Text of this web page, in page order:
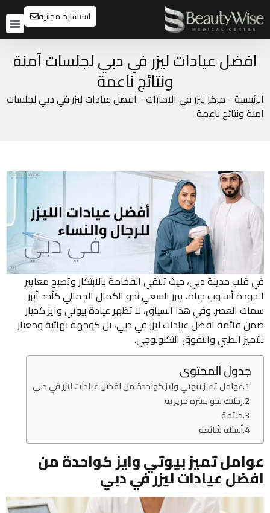
استشارة مجانية
افضل عيادات ليزر في دبي لجلسات آمنة
ونتائج ناعمة
الرئيسية- مركز ليزر في الامارات- افضل عيادات ليزر في دبي لجلسات
آمنة ونتائج ناعمة
في قلب مدينة دبي، حيث تلتقي الفخامة بالابتكار وتصبح معايير
الجودة أسلوب حياة، يبرز السعي نحو الكمال الجمالي كأحد أبرز
سمات العصر. وفي هذا السياق، لا تظهر عيادة بيوتي وايز كخيار
ضمن قائمة افضل عيادات ليزر في دبي، بل كوجهة نهائية ومعيار
للتميز الطبي والتفوق التكنولوجي.
جدول المحتوى
عوامل تميز بيوتي وايز كواحدة من افضل عيادات ليزر في دبي
رحلتك نحو بشرة حريرية
خاتمة
أسئلة شائعة
عوامل تميز بيوتي وايز كواحدة من
افضل عيادات ليزر في دبي